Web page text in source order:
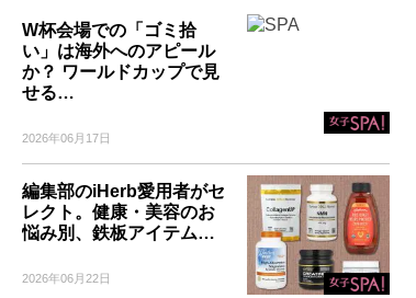
W杯会場での「ゴミ拾
い」は海外へのアピール
か？ ワールドカップで見
せる…
2026年06月17日
編集部のiHerb愛用者がセ
レクト。健康・美容のお
悩み別、鉄板アイテム…
2026年06月22日